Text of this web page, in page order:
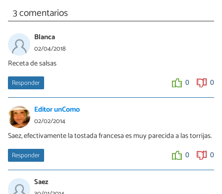
3 comentarios
Blanca
02/04/2018
Receta de salsas
Responder 0 0
Editor unComo
02/02/2014
Saez, efectivamente la tostada francesa es muy parecida a las torrijas.
Responder 0 0
Saez